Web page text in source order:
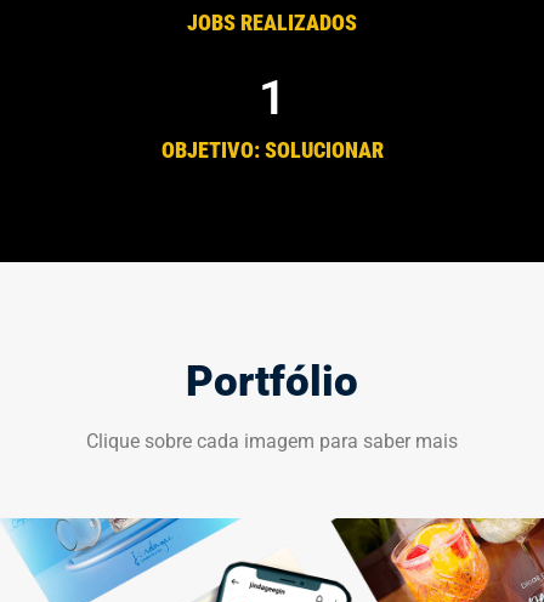
JOBS REALIZADOS
OBJETIVO: SOLUCIONAR
1
Portfólio
Clique sobre cada imagem para saber mais